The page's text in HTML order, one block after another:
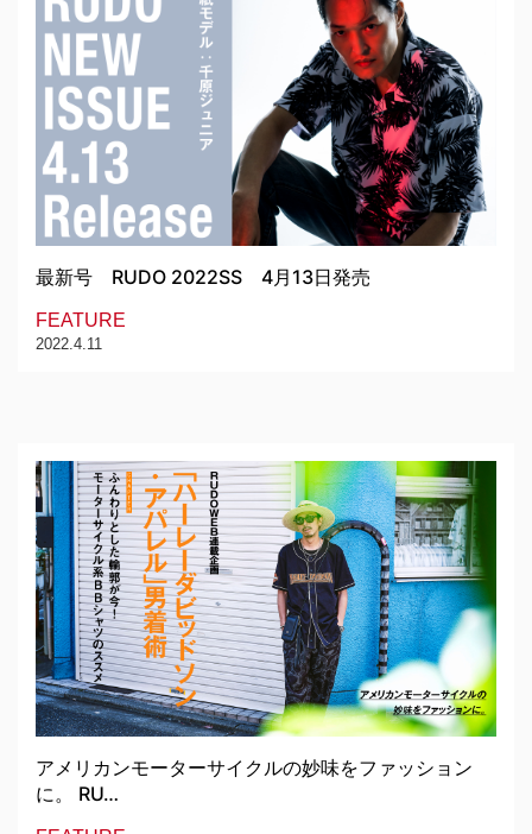
最新号 RUDO 2022SS 4月13日発売
FEATURE
2022.4.11
アメリカンモーターサイクルの妙味をファッション
に。 RU…